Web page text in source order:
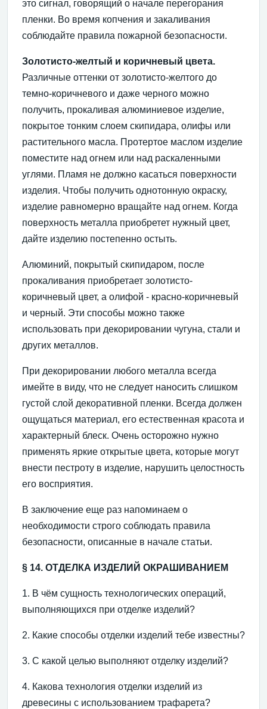
это сигнал, говорящий о начале перегорания
пленки. Во время копчения и закаливания
соблюдайте правила пожарной безопасности.
Золотисто-желтый и коричневый цвета.
Различные оттенки от золотисто-желтого до
темно-коричневого и даже черного можно
получить, прокаливая алюминиевое изделие,
покрытое тонким слоем скипидара, олифы или
растительного масла. Протертое маслом изделие
поместите над огнем или над раскаленными
углями. Пламя не должно касаться поверхности
изделия. Чтобы получить однотонную окраску,
изделие равномерно вращайте над огнем. Когда
поверхность металла приобретет нужный цвет,
дайте изделию постепенно остыть.
Алюминий, покрытый скипидаром, после
прокаливания приобретает золотисто-
коричневый цвет, а олифой - красно-коричневый
и черный. Эти способы можно также
использовать при декорировании чугуна, стали и
других металлов.
При декорировании любого металла всегда
имейте в виду, что не следует наносить слишком
густой слой декоративной пленки. Всегда должен
ощущаться материал, его естественная красота и
характерный блеск. Очень осторожно нужно
применять яркие открытые цвета, которые могут
внести пестроту в изделие, нарушить целостность
его восприятия.
В заключение еще раз напоминаем о
необходимости строго соблюдать правила
безопасности, описанные в начале статьи.
§ 14. ОТДЕЛКА ИЗДЕЛИЙ ОКРАШИВАНИЕМ
1. В чём сущность технологических операций,
выполняющихся при отделке изделий?
2. Какие способы отделки изделий тебе известны?
3. С какой целью выполняют отделку изделий?
4. Какова технология отделки изделий из
древесины с использованием трафарета?